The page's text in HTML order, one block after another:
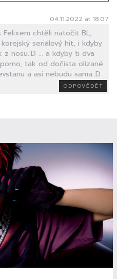
04.11.2022 at 18:07
Felixem chtěli natočit BL,
seriálový hit, i kdyby
nosu.:D ... a kdyby ti dva
tak od dočista olízané
a asi nebudu sama.:D
ODPOVĚDĚT